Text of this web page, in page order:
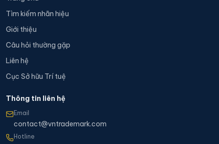
Tìm kiếm nhãn hiệu
Giới thiệu
Câu hỏi thường gặp
Liên hệ
Cục Sở hữu Trí tuệ
Thông tin liên hệ
Email
contact@vntrademark.com
Hotline